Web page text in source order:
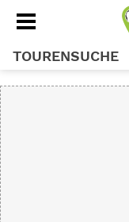
TOURENSUCHE